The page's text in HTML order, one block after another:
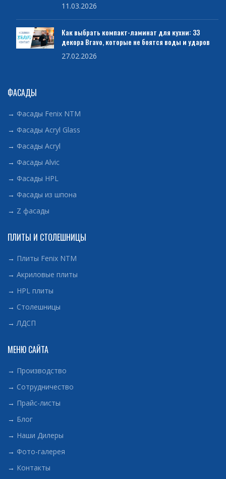
11.03.2026
Как выбрать компакт-ламинат для кухни: 33
декора Bravo, которые не боятся воды и ударов
27.02.2026
ФАСАДЫ
→ Фасады Fenix NTM
→ Фасады Acryl Glass
→ Фасады Acryl
→ Фасады Alvic
→ Фасады HPL
→ Фасады из шпона
→ Z фасады
ПЛИТЫ И СТОЛЕШНИЦЫ
→ Плиты Fenix NTM
→ Акриловые плиты
→ HPL плиты
→ Столешницы
→ ЛДСП
МЕНЮ САЙТА
→ Производство
→ Сотрудничество
→ Прайс-листы
→ Блог
→ Наши Дилеры
→ Фото-галерея
→ Контакты